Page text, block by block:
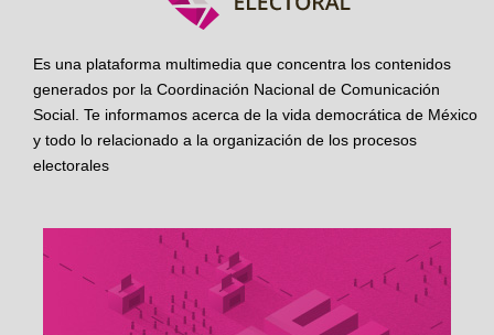
Es una plataforma multimedia que concentra los contenidos
generados por la Coordinación Nacional de Comunicación
Social. Te informamos acerca de la vida democrática de México
y todo lo relacionado a la organización de los procesos
electorales